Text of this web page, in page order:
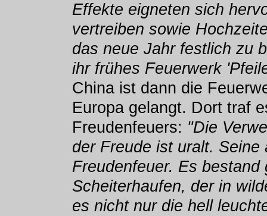
Effekte eigneten sich
vertreiben sowie
das neue Jahr festlich zu
ihr frühes Feuerwerk
China ist dann die
Europa gelangt. Dort traf
Freudenfeuers: "Die
der Freude ist uralt.
Freudenfeuer. Es
Scheiterhaufen, der in
es nicht nur die hell